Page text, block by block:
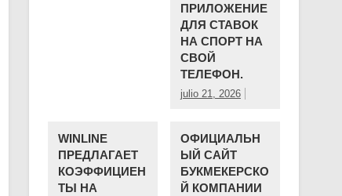
ПРИЛОЖЕНИЕ
ДЛЯ СТАВОК
НА СПОРТ НА
СВОЙ
ТЕЛЕФОН.
julio 21, 2026
WINLINE
ПРЕДЛАГАЕТ
КОЭФФИЦИЕН
ТЫ НА
ОФИЦИАЛЬН
ЫЙ САЙТ
БУКМЕКЕРСКО
Й КОМПАНИИ ️